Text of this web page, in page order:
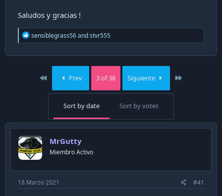
Saludos y gracias !
R
e
c
sensiblegrass56andstvr555
Prev 3 of 38 Siguiente
Sort by date Sort by votes
MrGutty
Miembro Activo
18 Marzo 2021 #41